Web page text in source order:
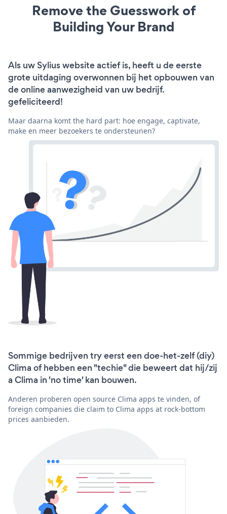
Remove the Guesswork of
Building Your Brand
Als uw Sylius website actief is, heeft u de eerste
grote uitdaging overwonnen bij het opbouwen van
de online aanwezigheid van uw bedrijf.
gefeliciteerd!
Maar daarna komt the hard part: hoe engage, captivate,
make en meer bezoekers te ondersteunen?
Sommige bedrijven try eerst een doe-het-zelf (diy)
Clima of hebben een "techie" die beweert dat hij/zij
a Clima in 'no time' kan bouwen.
Anderen proberen open source Clima apps te vinden, of
foreign companies die claim to Clima apps at rock-bottom
prices aanbieden.